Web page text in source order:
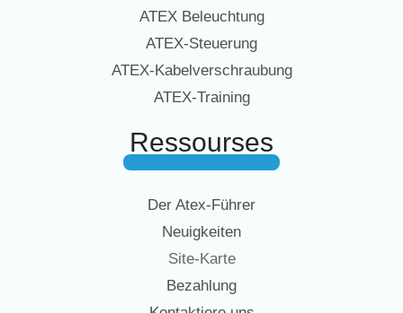
ATEX Beleuchtung
ATEX-Steuerung
ATEX-Kabelverschraubung
ATEX-Training
Ressourses
Der Atex-Führer
Neuigkeiten
Site-Karte
Bezahlung